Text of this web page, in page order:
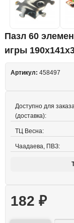
Пазл 60
игры
Артикул: 458497
Доступно для
(доставка):
ТЦ Весна:
Чаадаева, ПВЗ:
182 ₽